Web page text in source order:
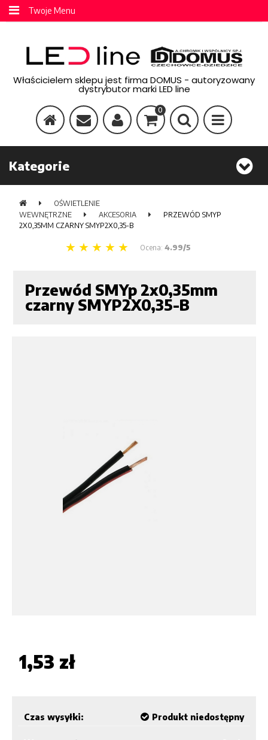
Twoje Menu
Właścicielem sklepu jest firma DOMUS - autoryzowany
dystrybutor marki LED line
0
Kategorie
OŚWIETLENIE
WEWNĘTRZNE
AKCESORIA
PRZEWÓD SMYP
2X0,35MM CZARNY SMYP2X0,35-B
Ocena: 4.99/5
Przewód SMYp 2x0,35mm
czarny SMYP2X0,35-B
1,53 zł
Czas wysyłki: Produkt niedostępny